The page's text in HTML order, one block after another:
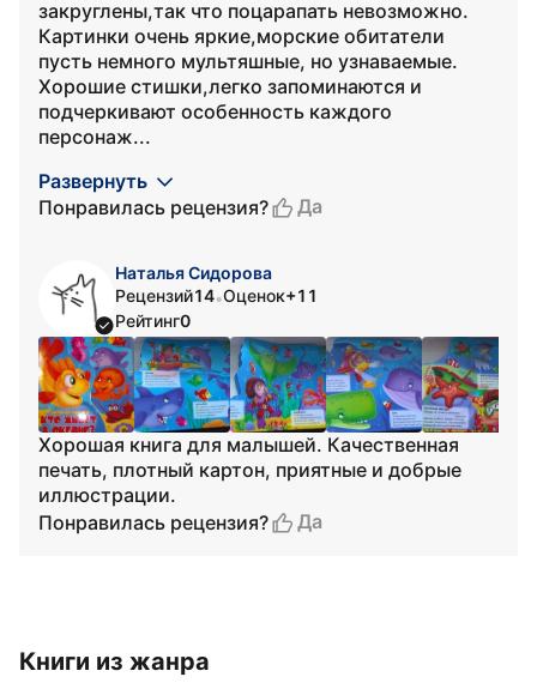
закруглены,так что поцарапать невозможно.
Картинки очень яркие,морские обитатели
пусть немного мультяшные, но узнаваемые.
Хорошие стишки,легко запоминаются и
подчеркивают особенность каждого
персонаж...
Развернуть
Понравилась рецензия?
Да
Наталья Сидорова
Рецензий14•Оценок+11
Рейтинг0
Хорошая книга для малышей. Качественная
печать, плотный картон, приятные и добрые
иллюстрации.
Понравилась рецензия?
Да
Книги из жанра